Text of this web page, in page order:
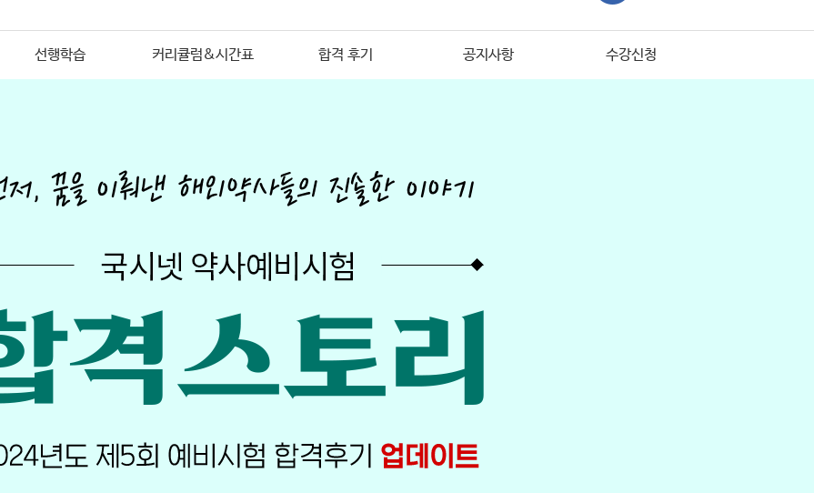
선행학습 커리큘럼&시간표 합격 후기 공지사항 수강신청